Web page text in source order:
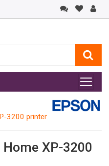
3200 printer
XP-3200